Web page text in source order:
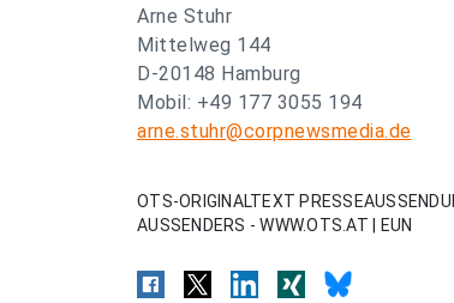
Arne Stuhr
Mittelweg 144
D-20148 Hamburg
Mobil: +49 177 3055 194
arne.stuhr@corpnewsmedia.de
OTS-ORIGINALTEXT
AUSSENDERS - WWW.OTS.AT | EUN